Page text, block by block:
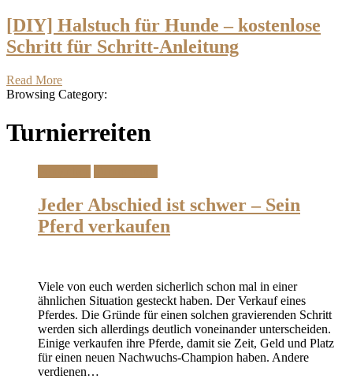
[DIY] Halstuch für Hunde – kostenlose
Schritt für Schritt-Anleitung
Read More
Browsing Category:
Turnierreiten
Jeder Abschied ist schwer – Sein
Pferd verkaufen
Viele von euch werden sicherlich schon mal in einer
ähnlichen Situation gesteckt haben. Der Verkauf eines
Pferdes. Die Gründe für einen solchen gravierenden Schritt
werden sich allerdings deutlich voneinander unterscheiden.
Einige verkaufen ihre Pferde, damit sie Zeit, Geld und Platz
für einen neuen Nachwuchs-Champion haben. Andere
verdienen…